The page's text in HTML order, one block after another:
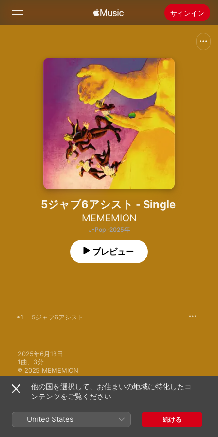
サインイン
Apple Musicをインストール
5ジャブ6アシスト - Single
MEMEMION
J-Pop · 2025年
プレビュー
1 5ジャブ6アシスト
2025年6月18日
1曲、3分
℗ 2025 MEMEMION
MEMEMIONのその他の作品
他の国を選択して、お住まいの地域に特化したコ
ンテンツをご覧ください
United States 続ける